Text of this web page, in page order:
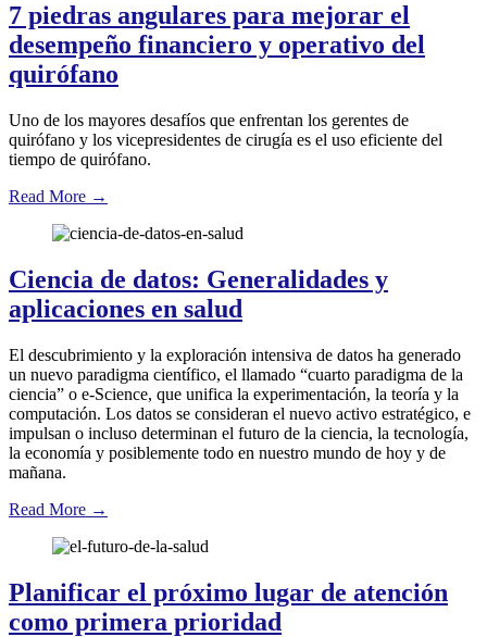
7 piedras angulares para mejorar el
desempeño financiero y operativo del
quirófano
Uno de los mayores desafíos que enfrentan los gerentes de
quirófano y los vicepresidentes de cirugía es el uso eficiente del
tiempo de quirófano.
Read More →
Ciencia de datos: Generalidades y
aplicaciones en salud
El descubrimiento y la exploración intensiva de datos ha generado
un nuevo paradigma científico, el llamado “cuarto paradigma de la
ciencia” o e-Science, que unifica la experimentación, la teoría y la
computación. Los datos se consideran el nuevo activo estratégico, e
impulsan o incluso determinan el futuro de la ciencia, la tecnología,
la economía y posiblemente todo en nuestro mundo de hoy y de
mañana.
Read More →
Planificar el próximo lugar de atención
como primera prioridad